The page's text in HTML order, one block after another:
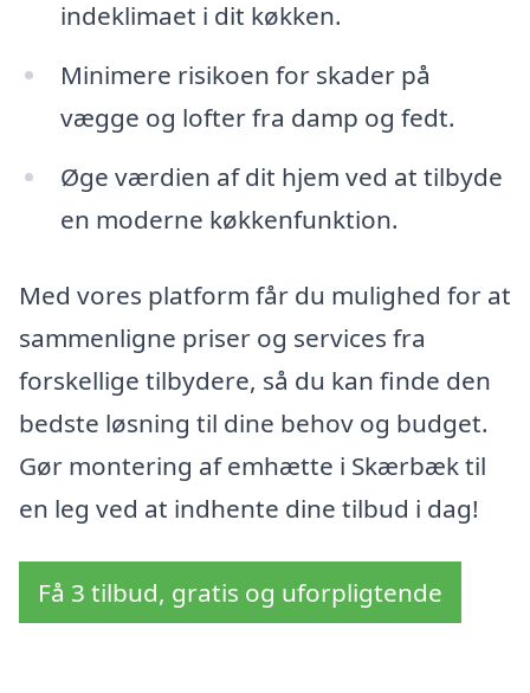
indeklimaet i dit køkken.
Minimere risikoen for skader på
vægge og lofter fra damp og fedt.
Øge værdien af dit hjem ved at tilbyde
en moderne køkkenfunktion.
Med vores platform får du mulighed for at
sammenligne priser og services fra
forskellige tilbydere, så du kan finde den
bedste løsning til dine behov og budget.
Gør montering af emhætte i Skærbæk til
en leg ved at indhente dine tilbud i dag!
Få 3 tilbud, gratis og uforpligtende